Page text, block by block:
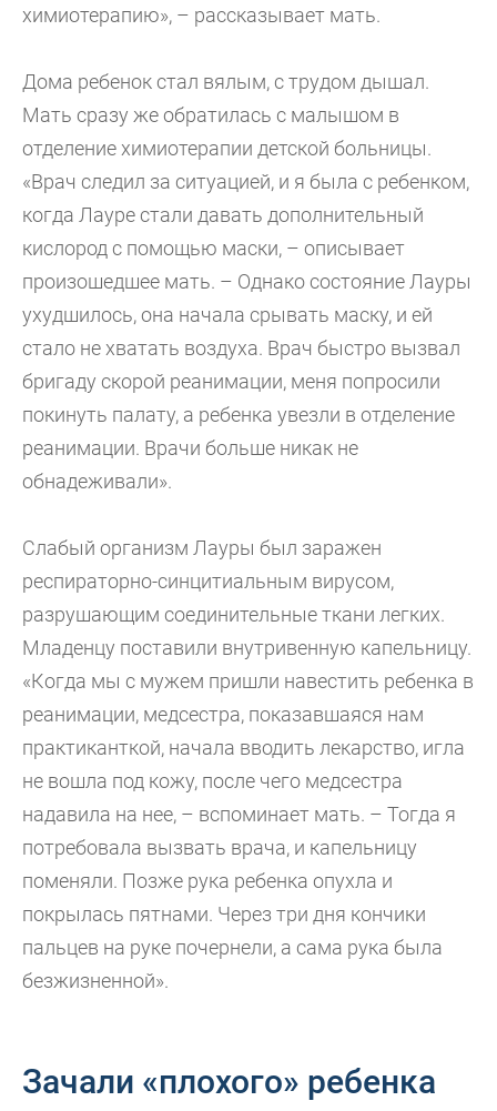
химиотерапию», – рассказывает мать.
Дома ребенок стал вялым, с трудом дышал.
Мать сразу же обратилась с малышом в
отделение химиотерапии детской больницы.
«Врач следил за ситуацией, и я была с ребенком,
когда Лауре стали давать дополнительный
кислород с помощью маски, – описывает
произошедшее мать. – Однако состояние Лауры
ухудшилось, она начала срывать маску, и ей
стало не хватать воздуха. Врач быстро вызвал
бригаду скорой реанимации, меня попросили
покинуть палату, а ребенка увезли в отделение
реанимации. Врачи больше никак не
обнадеживали».
Слабый организм Лауры был заражен
респираторно-синцитиальным вирусом,
разрушающим соединительные ткани легких.
Младенцу поставили внутривенную капельницу.
«Когда мы с мужем пришли навестить ребенка в
реанимации, медсестра, показавшаяся нам
практиканткой, начала вводить лекарство, игла
не вошла под кожу, после чего медсестра
надавила на нее, – вспоминает мать. – Тогда я
потребовала вызвать врача, и капельницу
поменяли. Позже рука ребенка опухла и
покрылась пятнами. Через три дня кончики
пальцев на руке почернели, а сама рука была
безжизненной».
Зачали «плохого» ребенка